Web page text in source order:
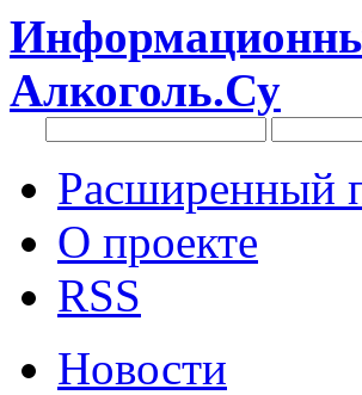
Алкоголь.Су
Расширенный
О проекте
RSS
Новости